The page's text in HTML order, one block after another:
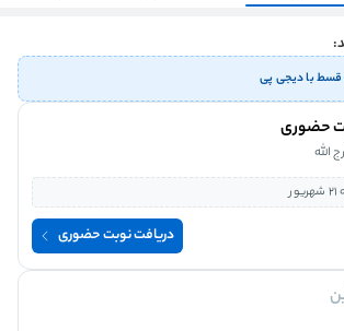
حضوری
الله
دریافت نوبت حضوری